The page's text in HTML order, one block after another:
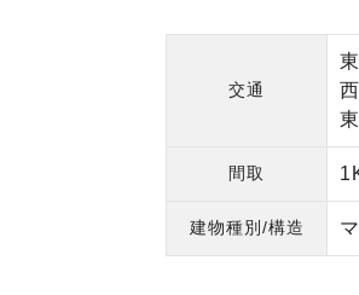
交通
間取
建物種別/構造